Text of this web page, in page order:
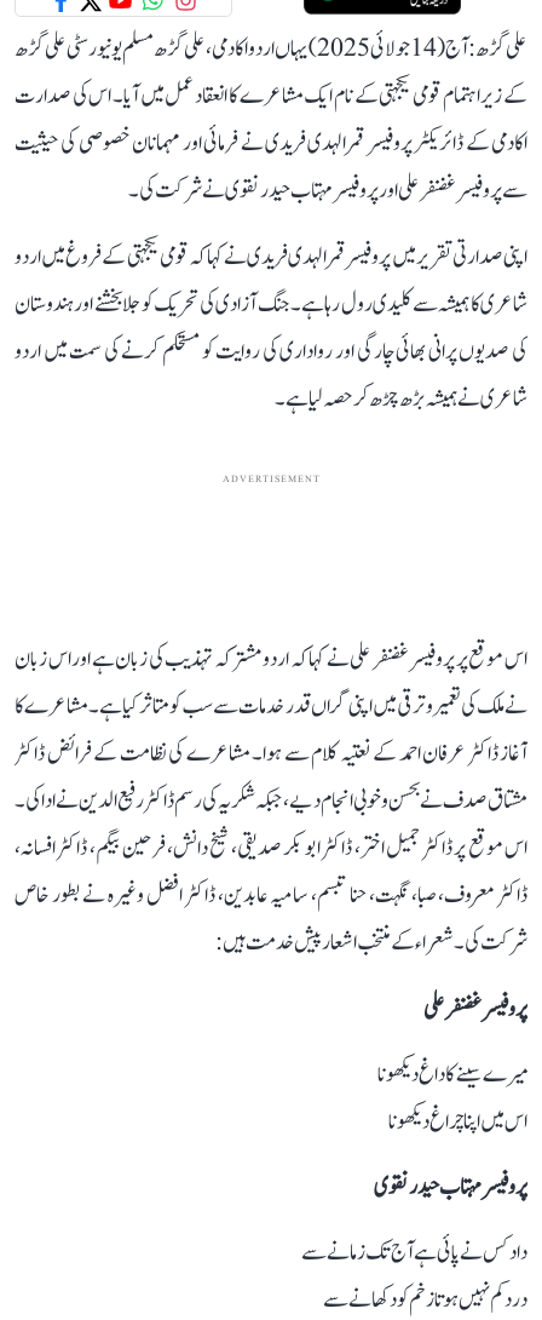
علی گڑھ: آج (14 جولائی 2025) یہاں اردو اکادمی، علی گڑھ مسلم یونیورسٹی علی گڑھ
کے زیر اہتمام قومی یکجہتی کے نام ایک مشاعرے کا انعقاد عمل میں آیا۔ اس کی صدارت
اکادمی کے ڈائریکٹر پروفیسر قمرالہدی فریدی نے فرمائی اور مہمانان خصوصی کی حیثیت
سے پروفیسر غضنفر علی اور پروفیسر مہتاب حیدر نقوی نے شرکت کی۔
اپنی صدارتی تقریر میں پروفیسر قمرالہدی فریدی نے کہا کہ قومی یکجہتی کے فروغ میں اردو
شاعری کا ہمیشہ سے کلیدی رول رہا ہے۔ جنگ آزادی کی تحریک کو جلا بخشنے اور ہندوستان
کی صدیوں پرانی بھائی چارگی اور رواداری کی روایت کو مستحکم کرنے کی سمت میں اردو
شاعری نے ہمیشہ بڑھ چڑھ کر حصہ لیا ہے۔
ADVERTISEMENT
اس موقع پر پروفیسر غضنفر علی نے کہا کہ اردو مشترکہ تہذیب کی زبان ہے اور اس زبان
نے ملک کی تعمیر و ترقی میں اپنی گراں قدر خدمات سے سب کو متاثر کیا ہے۔ مشاعرے کا
آغاز ڈاکٹر عرفان احمد کے نعتیہ کلام سے ہوا۔ مشاعرے کی نظامت کے فرائض ڈاکٹر
مشتاق صدف نے بحسن و خوبی انجام دیے، جبکہ شکریہ کی رسم ڈاکٹر رفیع الدین نے ادا کی۔
اس موقع پر ڈاکٹر جمیل اختر، ڈاکٹر ابو بکر صدیقی، شیخ دانش، فرحین بیگم، ڈاکٹر افسانہ،
ڈاکٹر معروف، صبا، نگہت، حنا تبسم، سامیہ عابدین، ڈاکٹر افضل وغیرہ نے بطور خاص
شرکت کی۔ شعراء کے منتخب اشعار پیش خدمت ہیں:
پروفیسر غضنفر علی
میرے سینے کا داغ دیکھو نا
اس میں اپنا چراغ دیکھو نا
پروفیسر مہتاب حیدر نقوی
داد کس نے پائی ہے آج تک زمانے سے
درد کم نہیں ہوتا زخم کو دکھانے سے